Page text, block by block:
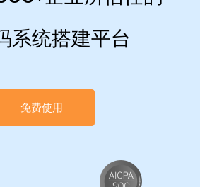
系统搭建平台
免费使用